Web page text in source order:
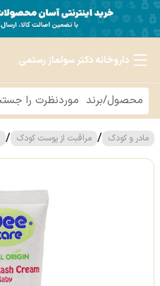
داروخانه دکتر سولماز رستمی
مادر و کودک / مراقبت از پوست کودک /